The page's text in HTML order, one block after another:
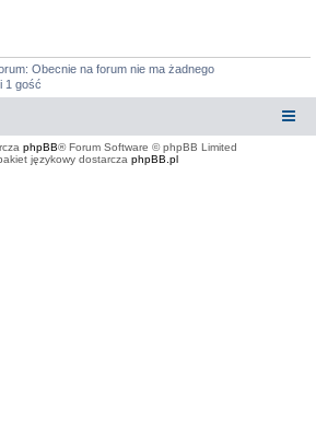
Obecnie na forum nie ma żadnego
1 gość
phpBB® Forum Software © phpBB Limited
językowy dostarcza phpBB.pl